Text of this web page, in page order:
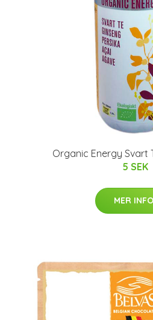
Organic Energy Svart
5 SEK
MER